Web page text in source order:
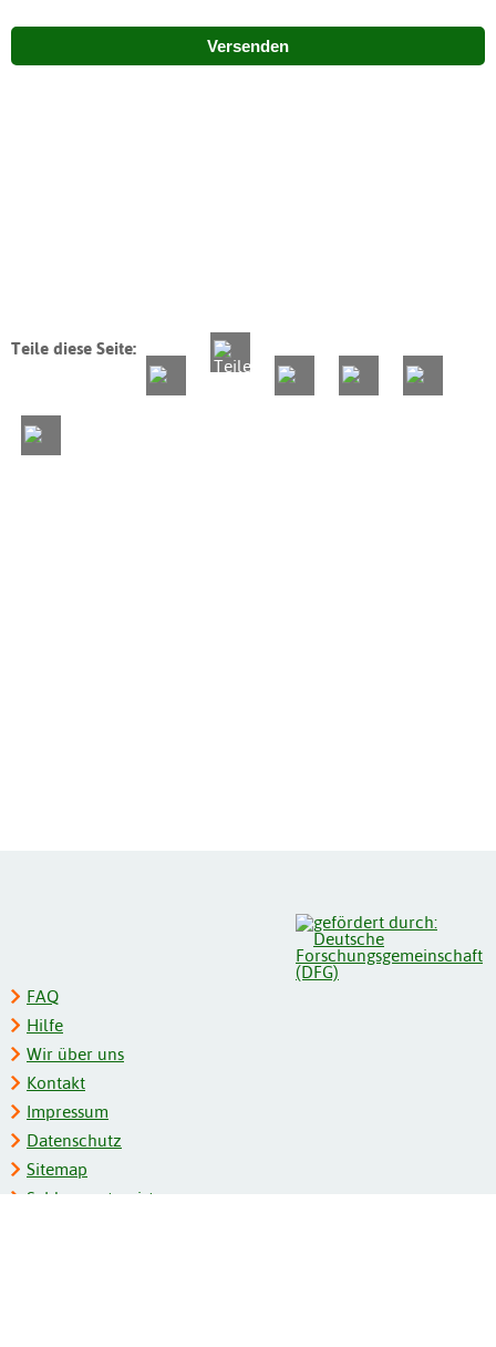
Versenden
Teile diese Seite:
FAQ
Hilfe
Wir über uns
Kontakt
Impressum
Datenschutz
Sitemap
Schlagwortregister